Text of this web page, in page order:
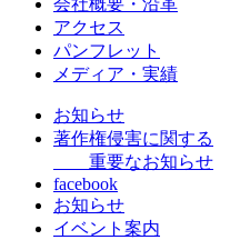
アクセス
パンフレット
メディア・実績
お知らせ
著作権侵害に関する
重要なお知らせ
facebook
お知らせ
イベント案内